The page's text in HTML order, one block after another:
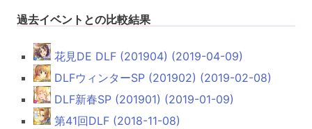
過去イベントとの比較結果
花見DE DLF (201904) (2019-04-09)
DLFウィンターSP (201902) (2019-02-08)
DLF新春SP (201901) (2019-01-09)
第41回DLF (2018-11-08)